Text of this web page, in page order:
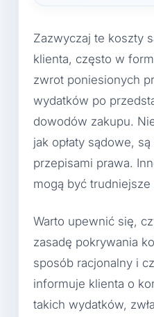
Zazwyczaj te koszty
klienta, często w
zwrot poniesionych
wydatków po
dowodów zakupu.
jak opłaty sądowe,
przepisami prawa.
mogą być
Warto upewnić się,
zasadę pokrywania
sposób racjonalny i
informuje klienta o
takich wydatków,